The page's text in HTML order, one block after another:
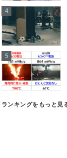
ランキングをもっと見